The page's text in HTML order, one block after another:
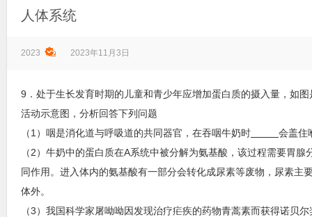
人体系统
2023 2023年11月3日
9．处于生长发育时期的儿童和青少年应增加蛋白质的摄入量，如
活动示意图，分析回答下列问题
（1）咽是消化道与呼吸道的共同器官，在吞咽牛奶时
会盖住
（2）牛奶中的蛋白质在A系统中被分解为氨基酸，该过程需要胃腺
同作用。进入体内的氨基酸有一部分会转化成尿素等废物，尿素主
体外。
（3）我国科学家屠呦呦因发现治疗疟疾的药物青蒿素而获得诺贝